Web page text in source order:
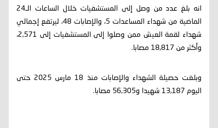
انه بلغ عدد من وصل إلى المستشفيات خلال الساعات الـ24
الماضية من شهداء المساعدات 5، والإصابات 48، ليرتفع إجمالي
شهداء لقمة العيش ممن وصلوا إلى المستشفيات إلى 2,571،
وأكثر من 18,817 مصابا.
وبلغت حصيلة الشهداء والإصابات منذ 18 مارس 2025 حتى
اليوم 13,187 شهيدا و56,305 مصابا.